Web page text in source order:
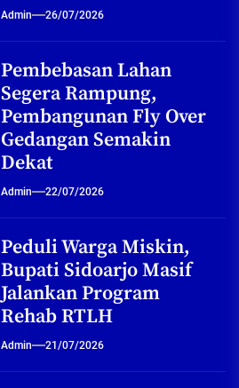
Admin 26/07/2026
Pembebasan Lahan
Segera Rampung,
Pembangunan Fly Over
Gedangan Semakin
Dekat
Admin 22/07/2026
Peduli Warga Miskin,
Bupati Sidoarjo Masif
Jalankan Program
Rehab RTLH
Admin 21/07/2026